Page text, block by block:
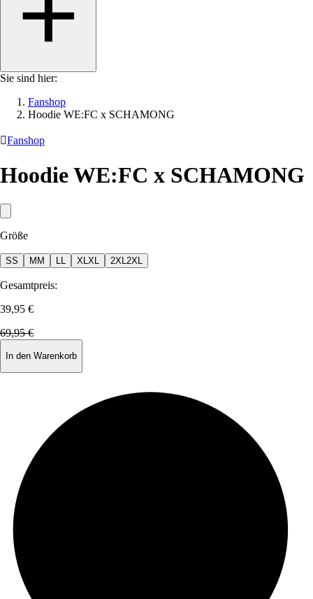
Sie sind hier:
Fanshop
Hoodie WE:FC x SCHAMONG
Fanshop
Hoodie WE:FC x SCHAMONG
Größe
SS M M XL XL 2XL 2XL
Gesamtpreis:
39,95 €
69,95 €
In den Warenkorb